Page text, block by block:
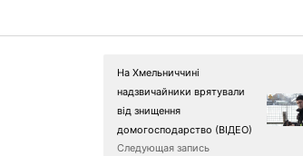
На Хмельниччині
надзвичайники врятували
від знищення
домогосподарство (ВІДЕО)
Следующая запись